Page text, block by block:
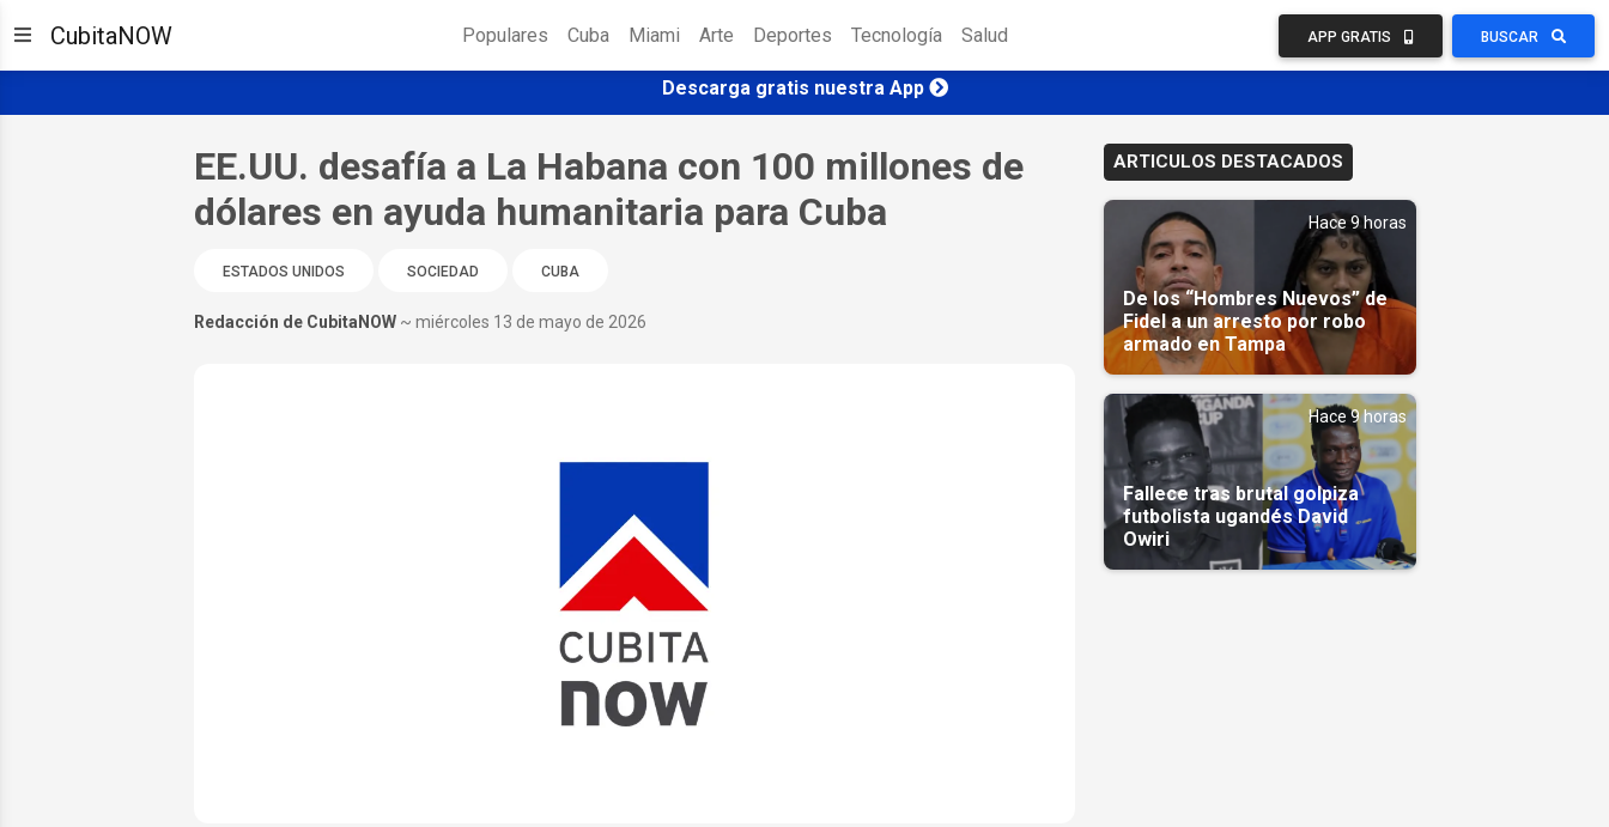
CubitaNOW Populares Cuba Miami Arte Deportes Tecnología Salud APP GRATIS BUSCAR
Descarga gratis nuestra App
EE.UU. desafía a La Habana con 100 millones de
dólares en ayuda humanitaria para Cuba
ESTADOS UNIDOS SOCIEDAD CUBA
Redacción de CubitaNOW ~ miércoles 13 de mayo de 2026
ARTICULOS DESTACADOS
Hace 9 horas
De los “Hombres Nuevos” de
Fidel a un arresto por robo
armado en Tampa
Hace 9 horas
Fallece tras brutal golpiza
futbolista ugandés David
Owiri